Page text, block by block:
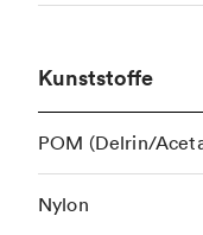
Kunststoffe
POM (Delrin/
Nylon